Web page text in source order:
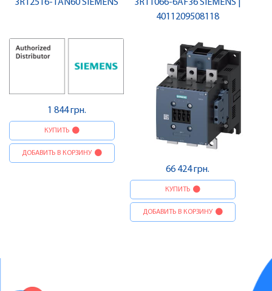
3RT2516-1AN60 SIEMENS
1 844 грн.
КУПИТЬ
ДОБАВИТЬ В КОРЗИНУ
3RT1066-6AF36 SIEMENS |
4011209508118
66 424 грн.
КУПИТЬ
ДОБАВИТЬ В КОРЗИНУ